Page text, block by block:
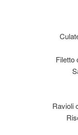
Filetto
Ravioli